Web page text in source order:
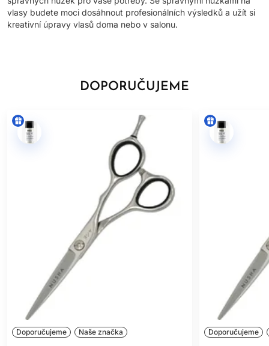
vlasy budete moci dosáhnout profesionálních výsledků a užít si
kreativní úpravy vlasů doma nebo v salonu.
DOPORUČUJEME
Doporučujeme Naše značka Doporučujeme